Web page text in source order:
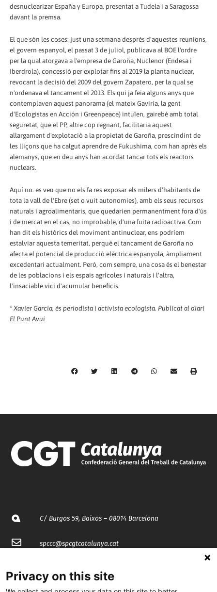
desnuclearizar España y Europa, presentat a Tudela i a Saragossa
davant la premsa.
El que són les coses: just una setmana després d'aquestes reunions,
el govern espanyol, el passat 3 de juliol, publicava al BOE l'ordre
per la qual atorgava a l'empresa de Garoña, Nuclenor (Endesa i
Iberdrola), concessió per explotar fins al 2019 la planta nuclear,
revocant la decisió del 2009 del govern Zapatero, per la qual se
n'ordenava el tancament el 2013. Els qui ja feia alguns anys que
contemplaven aquest panorama (el mateix Gaviria, la gent
d'Ecologistas en Acción i Greenpeace) intuïen, gairebé amb total
seguretat, que el PP, altre cop regnant, facilitaria aquest
allargament d'explotació a la propietat de Garoña, prescindint de
les lliçons que ha calgut aprendre de Fukushima, com han après els
alemanys, que en deu anys han acordat tancar tots els reactors
nuclears.
Aquí no. es veu que no els fa res exposar els milers d'habitants de
tota la vall de l'Ebre (set o vuit autonomies), amb els seus recursos
naturals i agroalimentaris, que quedarien permanentment fora d'ús
i de mercat en el cas, no improbable, d'una fuita radioactiva. Com
han dit els històrics del moviment antinuclear, ens podríem
estalviar aquesta temeritat, perquè el tancament de Garoña no
afecta el potencial de producció elèctrica espanyola, àmpliament
excedentari actualment. Però, com sempre, una cosa és el benestar
de les poblacions i els espais agrícoles i naturals i l'altra,
l'insaciable vici d'acumular beneficis.
*Xavier García, és periodista i activista ecologista. Publicat al diari
El Punt Avui
C/ Burgos 59, Baixos – 08014 Barcelona
spccc@spcgtcatalunya.cat
Privacy on this site